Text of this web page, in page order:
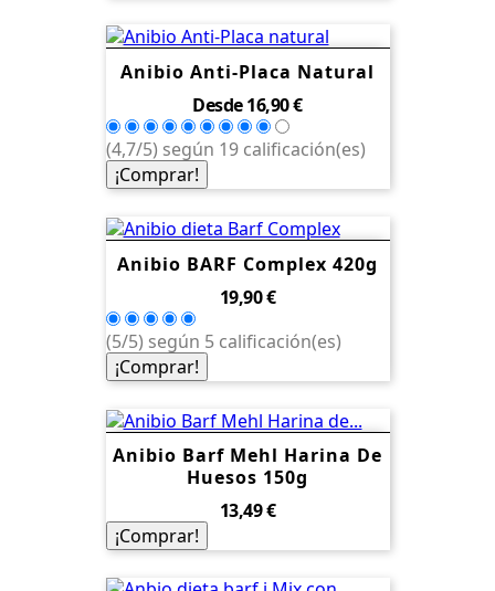
Anibio Anti-Placa Natural
DesdePrecio
16,90 €
(4,7/5) según 19 calificación(es)
¡Comprar!
Anibio BARF Complex 420g
Precio
19,90 €
(5/5) según 5 calificación(es)
¡Comprar!
Anibio Barf Mehl Harina De
Huesos 150g
Precio
13,49 €
¡Comprar!